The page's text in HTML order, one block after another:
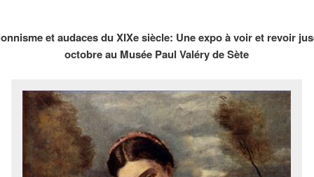
et audaces du XIXe siècle: Une expo à voir et revoir
octobre au Musée Paul Valéry de Sète